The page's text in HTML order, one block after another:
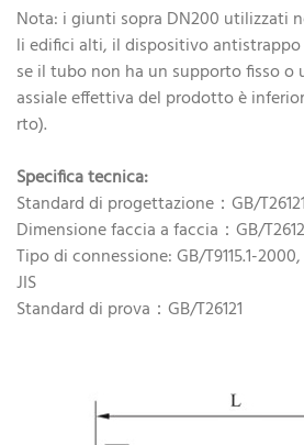
Nota: i giunti sopra DN200 utilizzati
li edifici alti, il dispositivo
se il tubo non ha un supporto fisso o
assiale effettiva del prodotto è
rto).
Specifica tecnica:
Standard di progettazione：GB/T26121
Dimensione faccia a faccia：GB/
Tipo di connessione: GB/T9115.1-
JIS
Standard di prova：GB/T26121